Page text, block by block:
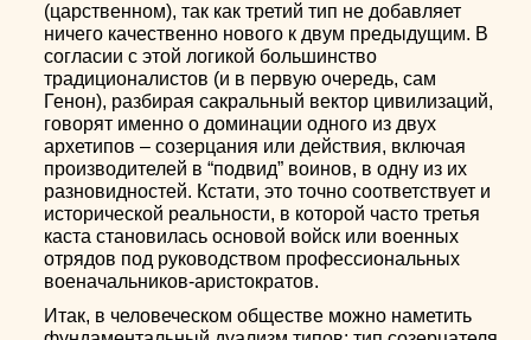
(царственном), так как третий тип не добавляет
ничего качественно нового к двум предыдущим. В
согласии с этой логикой большинство
традиционалистов (и в первую очередь, сам
Генон), разбирая сакральный вектор цивилизаций,
говорят именно о доминации одного из двух
архетипов – созерцания или действия, включая
производителей в “подвид” воинов, в одну из их
разновидностей. Кстати, это точно соответствует и
исторической реальности, в которой часто третья
каста становилась основой войск или военных
отрядов под руководством профессиональных
военачальников-аристократов.
Итак, в человеческом обществе можно наметить